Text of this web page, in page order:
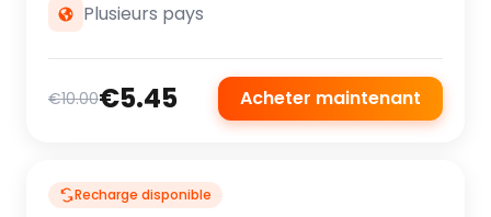
Plusieurs pays
€10.00€5.45 Acheter maintenant
Recharge disponible